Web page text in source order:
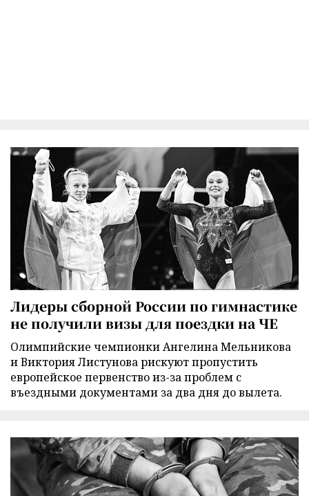
Лидеры сборной России по гимнастике
не получили визы для поездки на ЧЕ
Олимпийские чемпионки Ангелина Мельникова
и Виктория Листунова рискуют пропустить
европейское первенство из-за проблем с
въездными документами за два дня до вылета.